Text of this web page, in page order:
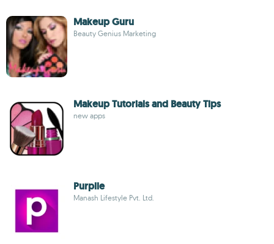
Makeup Guru
Beauty Genius Marketing
Makeup Tutorials and Beauty Tips
new apps
Purplle
Manash Lifestyle Pvt. Ltd.